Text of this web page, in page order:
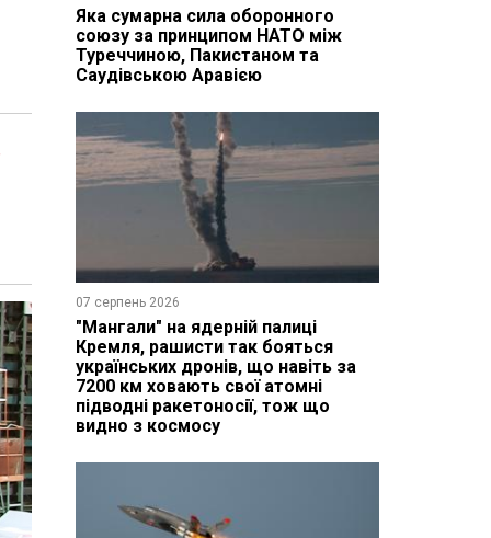
Яка сумарна сила оборонного
союзу за принципом НАТО між
Туреччиною, Пакистаном та
Саудівською Аравією
07 серпень 2026
"Мангали" на ядерній палиці
Кремля, рашисти так бояться
українських дронів, що навіть за
7200 км ховають свої атомні
підводні ракетоносії, тож що
видно з космосу